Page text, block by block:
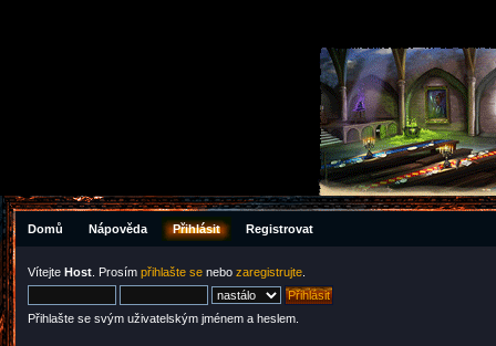
Domů Nápověda Přihlásit Registrovat
Vítejte Host . Prosím přihlašte se nebo zaregistrujte
Přihlašte se svým uživatelským jménem a heslem.